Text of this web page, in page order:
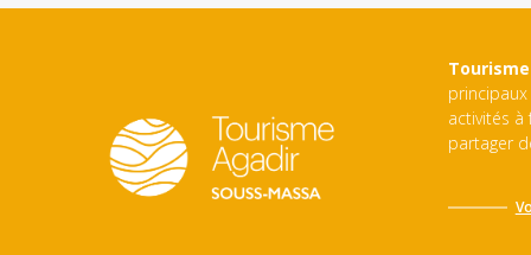
Politique de
activités
partager